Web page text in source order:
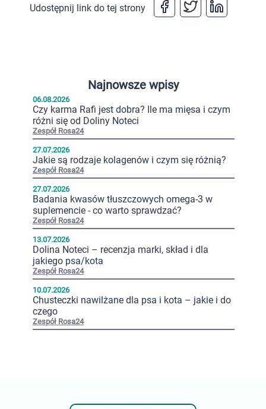
Udostępnij link do tej strony
Najnowsze wpisy
06.08.2026
Czy karma Rafi jest dobra? Ile ma mięsa i czym
różni się od Doliny Noteci
Zespół Rosa24
27.07.2026
Jakie są rodzaje kolagenów i czym się różnią?
Zespół Rosa24
27.07.2026
Badania kwasów tłuszczowych omega-3 w
suplemencie - co warto sprawdzać?
Zespół Rosa24
13.07.2026
Dolina Noteci – recenzja marki, skład i dla
jakiego psa/kota
Zespół Rosa24
10.07.2026
Chusteczki nawilżane dla psa i kota – jakie i do
czego
Zespół Rosa24